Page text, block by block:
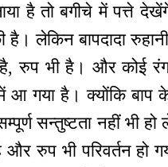
है तो बगीचे में पत्ते
है। लेकिन बापदादा
रुप भी है। और कोई
आ गया है। क्योंकि बाप
सन्तुष्टता नहीं भी
रुप भी परिवर्तन हो